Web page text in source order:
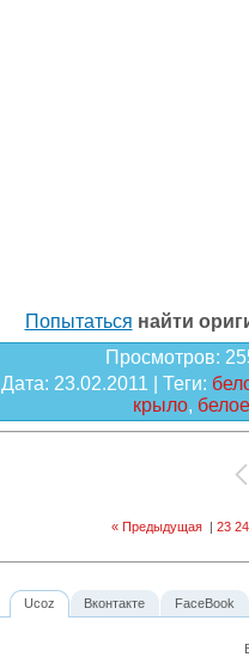
Попытаться найти
Просмотров:
Дата: 23.02.2011 | Теги:
крыло,
« Предыдущая | 23 24
Ucoz Вконтакте FaceBook